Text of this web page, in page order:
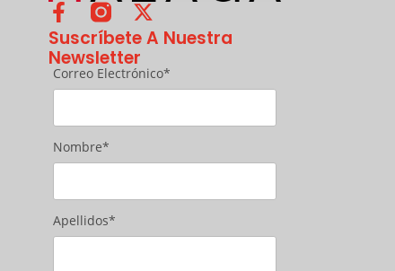
Suscríbete A Nuestra
Newsletter
Correo Electrónico*
Nombre*
Apellidos*